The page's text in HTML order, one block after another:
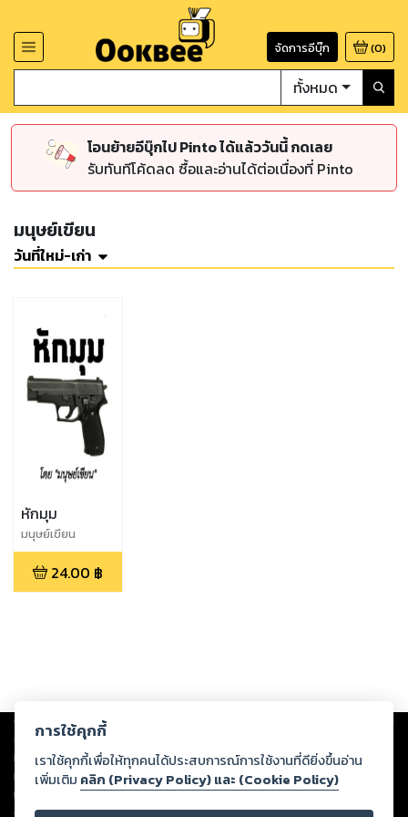
จัดการอีบุ๊ก (0)
ทั้งหมด
โอนย้ายอีบุ๊กไป Pinto ได้แล้ววันนี้ กดเลย
รับทันทีโค้ดลด ซื้อและอ่านได้ต่อเนื่องที่ Pinto
มนุษย์เขียน
วันที่ใหม่-เก่า
หักมุม
มนุษย์เขียน
24.00 ฿
Copyright © 2026
ต่อผลงานหรือเนื้อหาใดที่อัปโหลดผ่านเว็บไซต์และปรากฏว่าละเมิดสิทธิใน
ทรัพย์สินทางปัญญาของบุคคลอื่นหรือขัดต่อกฎหมายและศีลธรรม ดังนั้น ผู้อ่าน
ทุกท่านโปรดใช้วิจารณญาณในการกลั่นกรองด้วยตนเอง และหากท่านพบว่าส่วน
หนึ่งส่วนใดขัดต่อกฎหมายและศีลธรรม กรุณาแจ้งมายังบริษัท เพื่อทีมงานจะได้
ดำเนินการในทันที ทั้งนี้ ทางสตอรี่ล็อกขอสงวนลิขสิทธิ์ตามพระราชบัญญัติ
การใช้คุกกี้
เราใช้คุกกี้เพื่อให้ทุกคนได้ประสบการณ์การใช้งานที่ดียิ่งขึ้นอ่าน
เพิ่มเติม คลิก (Privacy Policy) และ (Cookie Policy)